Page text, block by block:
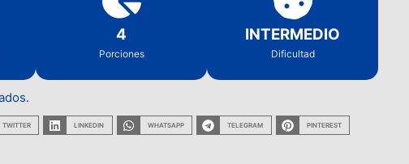
4
Porciones
INTERMEDIO
Dificultad
TWITTER LINKEDIN WHATSAPP TELEGRAM PINTEREST